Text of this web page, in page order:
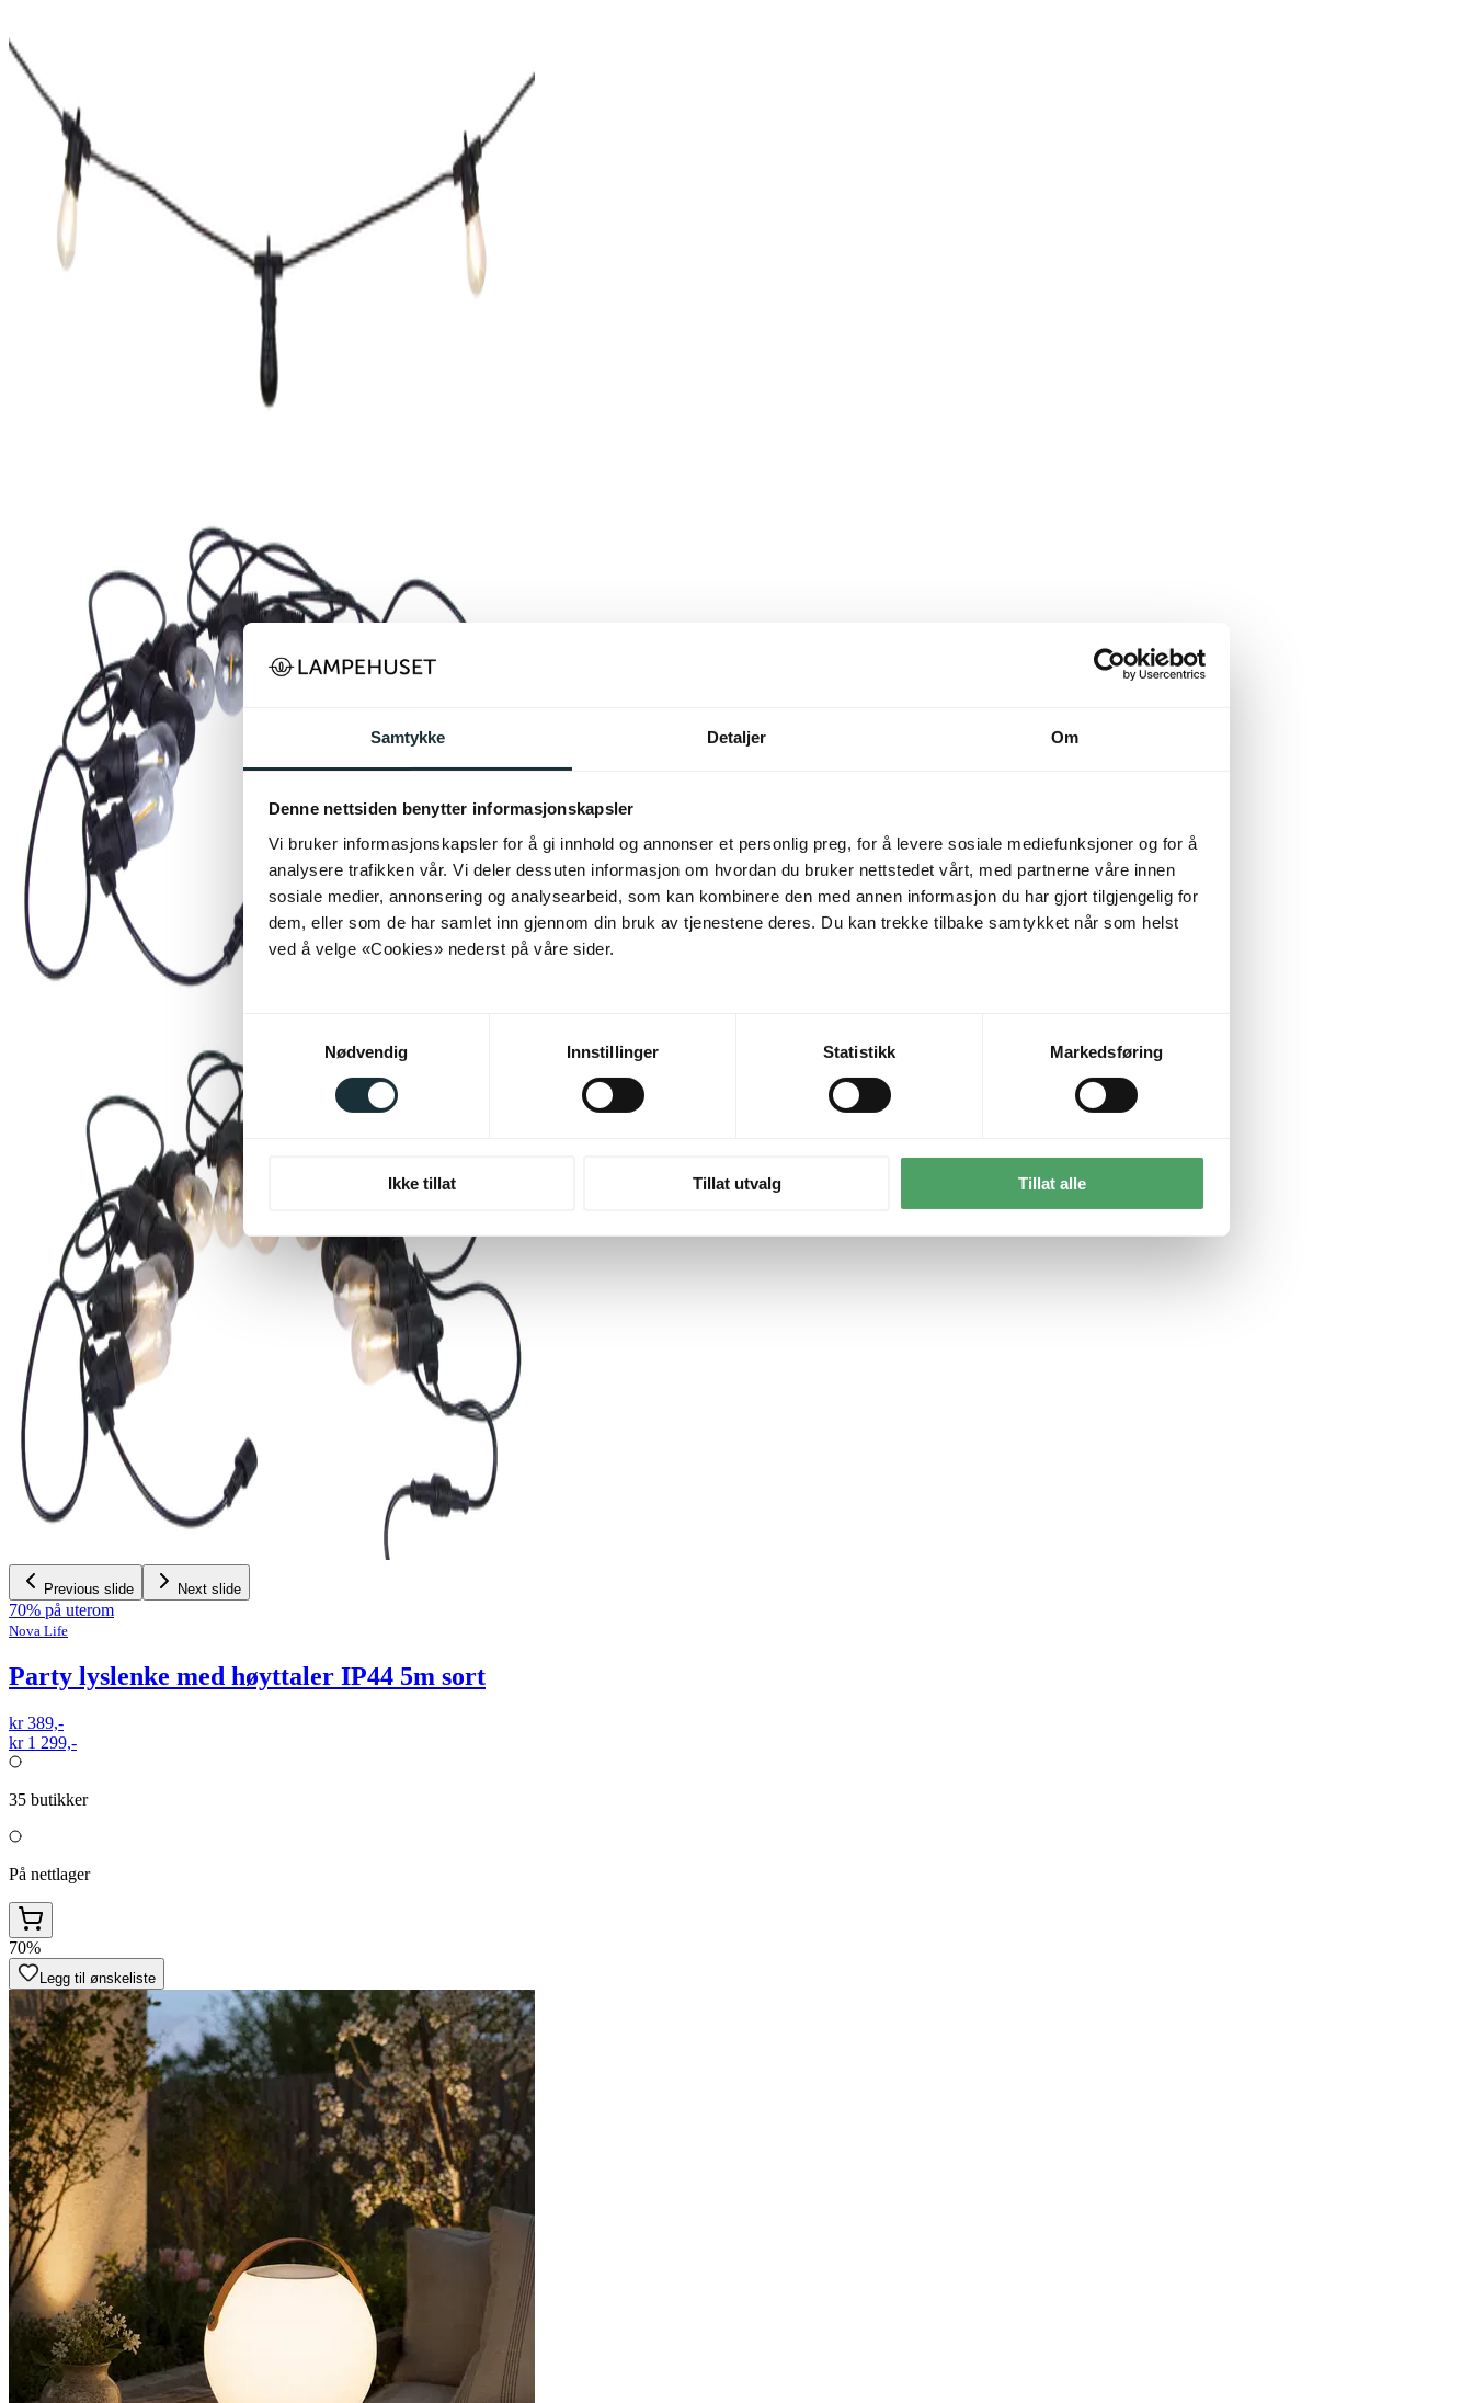
Samtykke Detaljer Om
Denne nettsiden benytter informasjonskapsler
Vi bruker informasjonskapsler for å gi innhold og annonser et personlig preg, for å levere sosiale mediefunksjoner og for å
analysere trafikken vår. Vi deler dessuten informasjon om hvordan du bruker nettstedet vårt, med partnerne våre innen
sosiale medier, annonsering og analysearbeid, som kan kombinere den med annen informasjon du har gjort tilgjengelig for
dem, eller som de har samlet inn gjennom din bruk av tjenestene deres. Du kan trekke tilbake samtykket når som helst
ved å velge «Cookies» nederst på våre sider.
Nødvendig
Innstillinger Statistikk Markedsføring
Ikke tillat Tillat utvalg Tillat alle
Previous slide Next slide
70% på uterom
Nova Life
Party lyslenke med høyttaler IP44 5m sort
kr 389,-
kr 1 299,-
35 butikker
På nettlager
70%
Legg til ønskeliste